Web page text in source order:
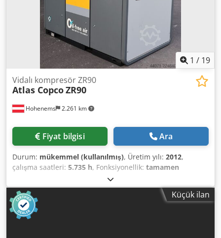
1 / 19
Hohenems 2.261 km
Vidalı kompresör ZR90
Atlas CopcoZR90
Fiyat bilgisi Ara
Durum: mükemmel (kullanılmış), Üretim yılı: 2012,
çalışma saatleri: 5.735 h, Fonksiyonellik: tamamen
, Yağsız Vidalı Kompresör Atlas Copco ZR90 90
kW Dkjdpjzqvvajfx Ag Dor 7,50 bar 14 m3/dak İmalat Yılı:
2012 Çalışma Saati: 5735
Küçük ilan